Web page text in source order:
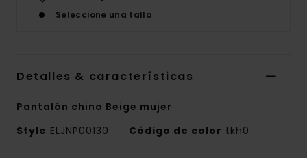
Seleccione una talla
Detalles & características
Pantalón chino Beige mujer
Style ELJNP00130 Código de color tkh0